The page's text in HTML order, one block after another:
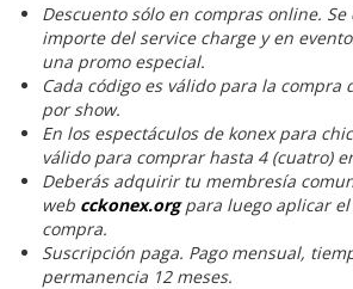
Descuento sólo en compras online.
importe del service charge y en
una promo especial.
Cada código es válido para la compra
por show.
En los espectáculos de konex para
válido para comprar hasta 4 (cuatro)
Deberás adquirir tu membresía
web cckonex.org para luego aplicar
compra.
Suscripción paga. Pago mensual,
permanencia 12 meses.